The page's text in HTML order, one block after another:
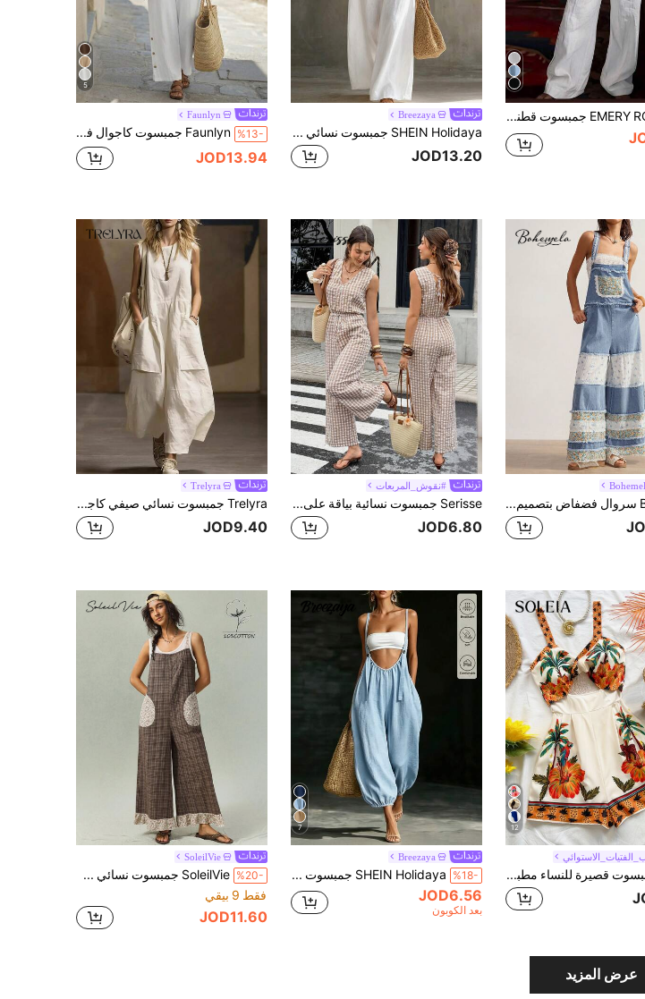
EMERY ROSE جمبسوت قطنية مطرزة للنساء Breezaya
SHEIN Holidaya جمبسوت نسائي بلون موحد بياقة على شكل حرف V وجيب كاجوال للخروج اليومي
JOD13.20
5
Faunlyn
%13- Faunlyn جمبسوت كاجوال فضفاضة للنساء بتصميم جيب وأزرار على الرقبة على شكل حرف V، بلون أحادي
JOD13.94
Bohemela سروال فضفاض بتصميم رقعي منسوج عادي واسع الساق
#نقوش_المربعات
Serisse جمبسوت نسائية بياقة على شكل حرف V بدون أكمام مطبوعة بالمربعات
JOD6.80
Trelyra
Trelyra جمبسوت نسائي صيفي كاجوال للعطلات بلون المشمش، مناسب للصيف والخريف والشتاء، جمبسوت نسائي كاجوال بلون المشمش، ملابس عطلات صيفية نسائية، جمبسوت نسائي أنيق ومريح، ملابس نسائية بأسلوب ريفي، جمبسوت بدون أكمام بلون المشمش، ملابس شاطئ نسائية، مناسب للخروجات والمواعدة والعطلات، جمبسوت نسائي للعطلات بلون المشمش
JOD9.40
12
Soleia جمبسوت قصيرة للنساء مطبوعة بأشجار النخيل مع فتحة في الخصر للعطلات
7
Breezaya
%18- SHEIN Holidaya جمبسوت نسائي كاكي جديد للصيف، ملابس صيفية نسائية، جمبسوت نسائي كاكي صيفي، ملابس كاجوال نسائية، جمبسوت كاجوال، ملابس شاطئ نسائية، جمبسوت شاطئ نسائي، ملابس عطلة نسائية، جمبسوت عطلة نسائي كاكي، جمبسوت ملابس شاطئ نسائية، جمبسوت نسائي قابل للارتداء، جمبسوت نسائي كاكي
JOD6.56
بعد الكوبون
SoleilVie
%20-
SoleilVie جمبسوت نسائي صيفي كاجوال بأسلوب العطلات، بتصميم رقعات مطبوعة بالزهور والكاروهات، فضفاض بحمالات رفيعة وأرجل واسعة
فقط 9 بيقي
JOD11.60
عرض المزيد